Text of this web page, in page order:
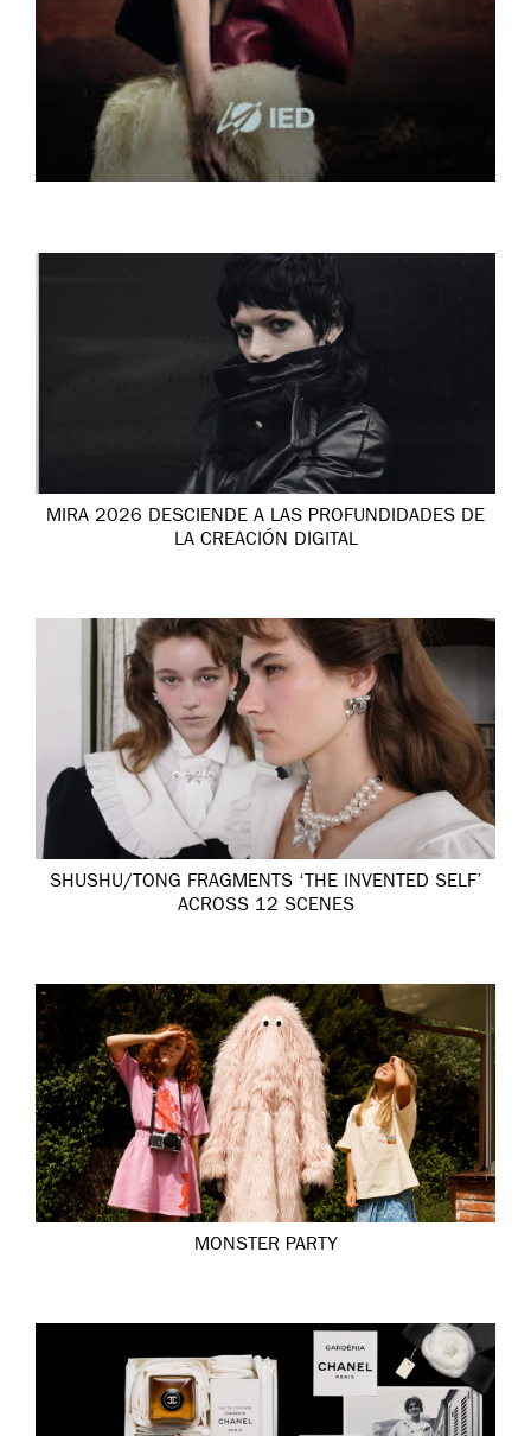
MIRA 2026 DESCIENDE A LAS PROFUNDIDADES DE
LA CREACIÓN DIGITAL
SHUSHU/TONG FRAGMENTS ‘THE INVENTED SELF’
ACROSS 12 SCENES
MONSTER PARTY